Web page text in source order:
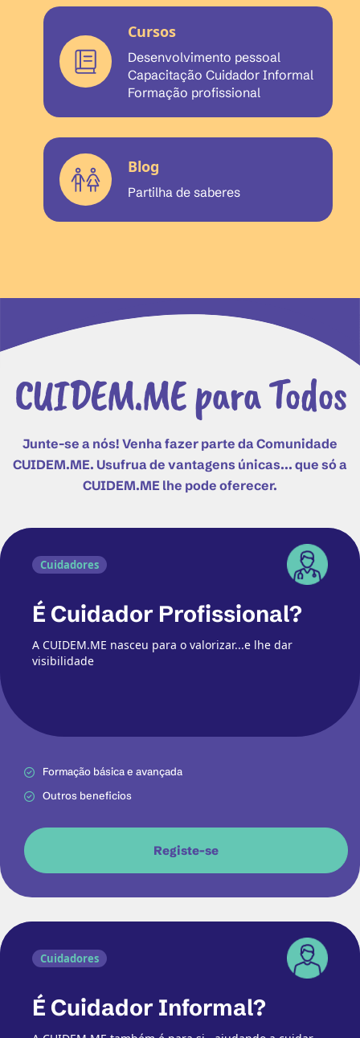
Cursos
Desenvolvimento pessoal
Capacitação Cuidador Informal
Formação profissional
Blog
Partilha de saberes
CUIDEM.ME para Todos
Junte-se a nós! Venha fazer parte da Comunidade
CUIDEM.ME. Usufrua de vantagens únicas... que só a
CUIDEM.ME lhe pode oferecer.
Cuidadores
É Cuidador Profissional?
A CUIDEM.ME nasceu para o valorizar...e lhe dar
visibilidade
Formação básica e avançada
Outros beneficios
Registe-se
Cuidadores
É Cuidador Informal?